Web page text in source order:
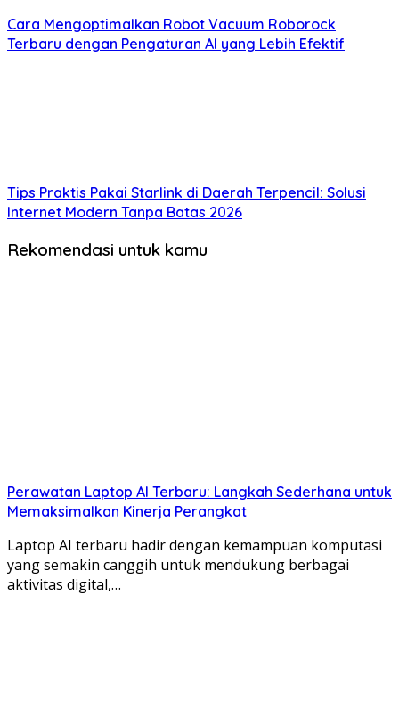
Cara Mengoptimalkan Robot Vacuum Roborock
Terbaru dengan Pengaturan AI yang Lebih Efektif
Tips Praktis Pakai Starlink di Daerah Terpencil: Solusi
Internet Modern Tanpa Batas 2026
Rekomendasi untuk kamu
Perawatan Laptop AI Terbaru: Langkah Sederhana untuk
Memaksimalkan Kinerja Perangkat
Laptop AI terbaru hadir dengan kemampuan komputasi
yang semakin canggih untuk mendukung berbagai
aktivitas digital,…